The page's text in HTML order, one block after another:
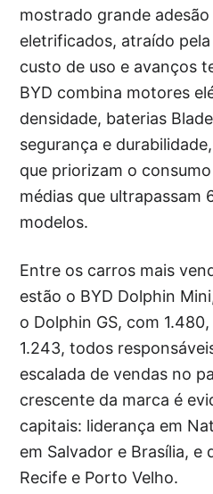
mostrado grande
eletrificados, atraído
custo de uso e avanços
BYD combina motores
densidade, baterias
segurança e
que priorizam o
médias que ultrapassam
modelos.
Entre os carros mais
estão o BYD Dolphin
o Dolphin GS, com
1.243, todos
escalada de vendas no
crescente da marca é
capitais: liderança em
em Salvador e Brasília, e
Recife e Porto Velho.